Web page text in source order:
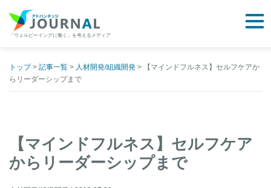
content
「ウェルビーイングに働く」を考えるメディア
トップ> 記事一覧 > 人材開発/組織開発 >
【マインドフルネス】セルフケアか
らリーダーシップまで
【マインドフルネス】セルフケア
からリーダーシップまで